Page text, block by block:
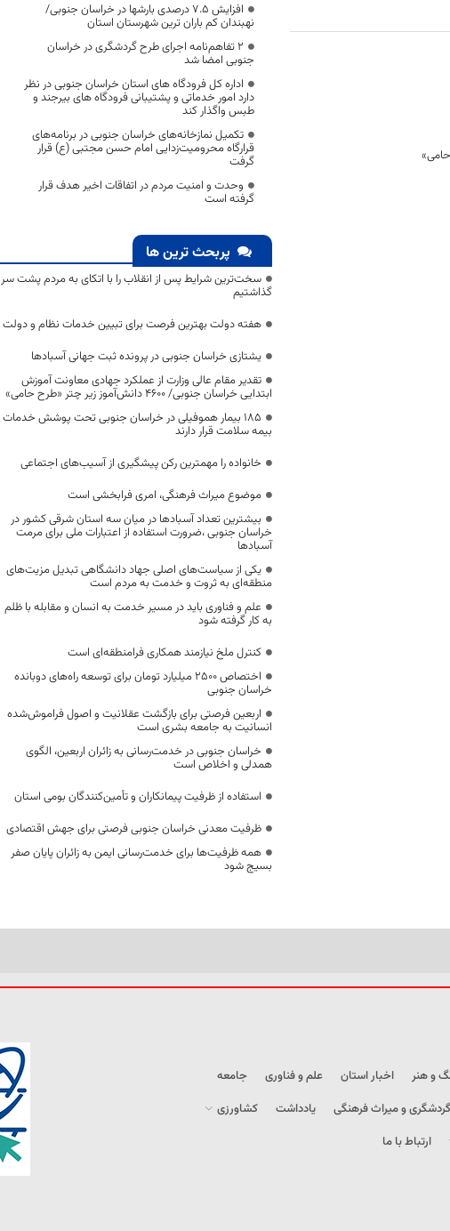
افزایش 7.5 درصدی بارشها در خراسان جنوبی/
نهبندان کم باران ترین شهرستان استان
۲ تفاهم‌نامه اجرای طرح گردشگری در خراسان
جنوبی امضا شد
اداره کل فرودگاه های استان خراسان جنوبی در نظر
دارد امور خدماتی و پشتیبانی فرودگاه های بیرجند و
طبس واگذار کند
تکمیل نمازخانه‌های خراسان جنوبی در برنامه‌های
قرارگاه محرومیت‌زدایی امام حسن مجتبی (ع) قرار
گرفت
وحدت و امنیت مردم در اتفاقات اخیر هدف قرار
گرفته است
پربحث ترین ها
سخت‌ترین شرایط پس از انقلاب را با اتکای به مردم پشت سر
گذاشتیم
هفته دولت بهترین فرصت برای تبیین خدمات نظام و دولت
یشتازی خراسان جنوبی در پرونده ثبت جهانی آسبادها
تقدیر مقام عالی وزارت از عملکرد جهادی معاونت آموزش
ابتدایی خراسان جنوبی/ ۴۶۰۰ دانش‌آموز زیر چتر «طرح حامی»
۱۸۵ بیمار هموفیلی در خراسان جنوبی تحت پوشش خدمات
بیمه سلامت قرار دارند
خانواده را مهمترین رکن پیشگیری از آسیب‌های اجتماعی
موضوع میراث فرهنگی، امری فرابخشی است
بیشترین تعداد آسبادها در میان سه استان شرقی کشور در
خراسان جنوبی ،ضرورت استفاده از اعتبارات ملی برای مرمت
آسبادها
یکی از سیاست‌های اصلی جهاد دانشگاهی تبدیل مزیت‌های
منطقه‌ای به ثروت و خدمت به مردم است
علم و فناوری باید در مسیر خدمت به انسان و مقابله با ظلم
به کار گرفته شود
کنترل ملخ نیازمند همکاری فرامنطقه‌ای است
اختصاص 2500 میلیارد تومان برای توسعه راه‌های دوبانده
خراسان جنوبی
اربعین فرصتی برای بازگشت عقلانیت و اصول فراموش‌شده
انسانیت به جامعه بشری است
خراسان جنوبی در خدمت‌رسانی به زائران اربعین، الگوی
همدلی و اخلاص است
استفاده از ظرفیت پیمانکاران و تأمین‌کنندگان بومی استان
ظرفیت معدنی خراسان جنوبی فرصتی برای جهش اقتصادی
همه ظرفیت‌ها برای خدمت‌رسانی ایمن به زائران پایان صفر
بسیج شود
و هنر اخبار استان علم و فناوری
جامعه
گردشگری و میراث فرهنگی یادداشت
کشاورزی
ارتباط با ما